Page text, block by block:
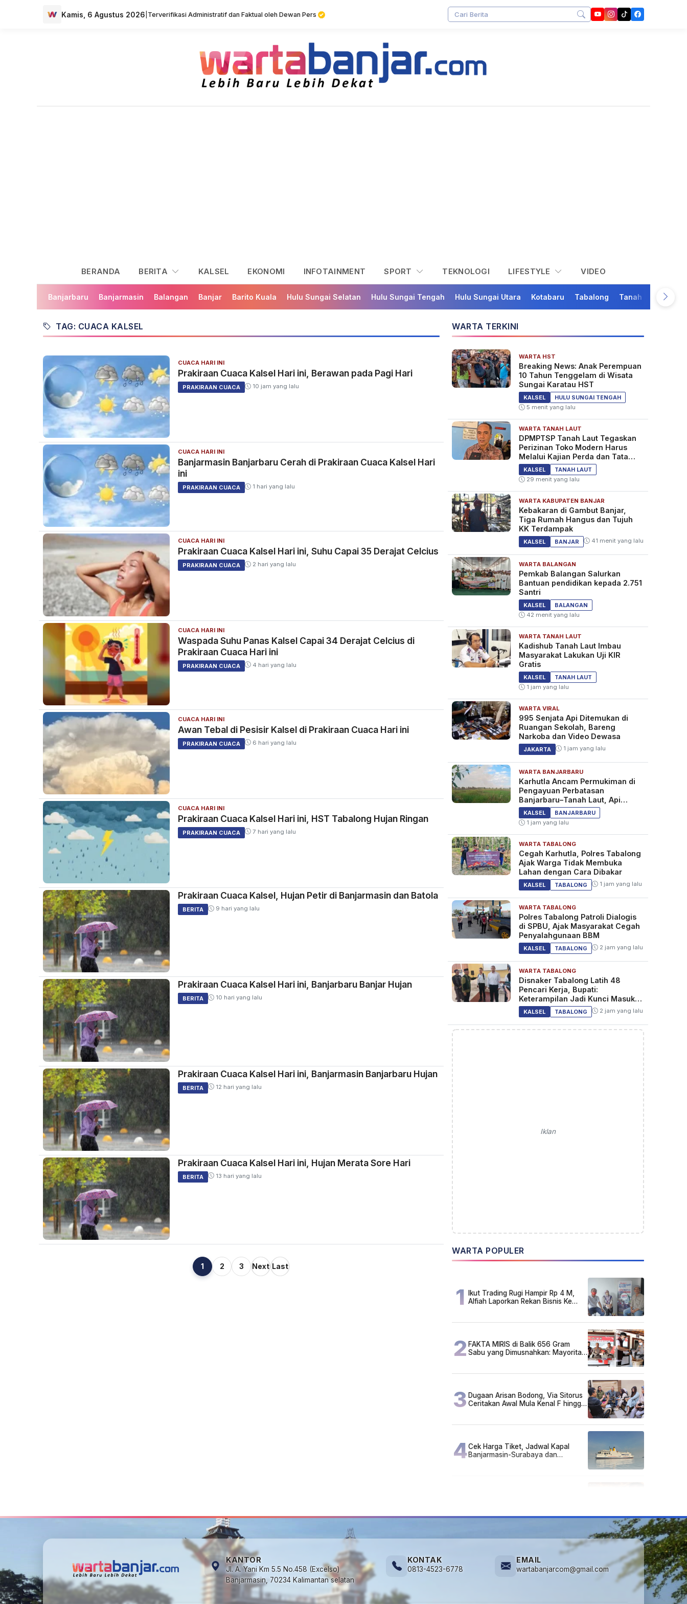
Kamis, 6 Agustus 2026 Terverifikasi Administratif dan Faktual oleh Dewan Pers
BERANDA BERITA KALSEL EKONOMI INFOTAINMENT SPORT TEKNOLOGI LIFESTYLE VIDEO
Banjarbaru Banjarmasin Balangan Banjar Barito Kuala Hulu Sungai Selatan Hulu Sungai Tengah Hulu Sungai Utara Kotabaru Tabalong Tanah Bumbu
TAG: CUACA KALSEL
CUACA HARI INI
Prakiraan Cuaca Kalsel Hari ini, Berawan pada Pagi Hari
PRAKIRAAN CUACA 10 jam yang lalu
CUACA HARI INI
Banjarmasin Banjarbaru Cerah di Prakiraan Cuaca Kalsel Hari
ini
PRAKIRAAN CUACA 1 hari yang lalu
CUACA HARI INI
Prakiraan Cuaca Kalsel Hari ini, Suhu Capai 35 Derajat Celcius
PRAKIRAAN CUACA 2 hari yang lalu
CUACA HARI INI
Waspada Suhu Panas Kalsel Capai 34 Derajat Celcius di
Prakiraan Cuaca Hari ini
PRAKIRAAN CUACA 4 hari yang lalu
CUACA HARI INI
Awan Tebal di Pesisir Kalsel di Prakiraan Cuaca Hari ini
PRAKIRAAN CUACA 6 hari yang lalu
CUACA HARI INI
Prakiraan Cuaca Kalsel Hari ini, HST Tabalong Hujan Ringan
PRAKIRAAN CUACA 7 hari yang lalu
Prakiraan Cuaca Kalsel, Hujan Petir di Banjarmasin dan Batola
BERITA 9 hari yang lalu
Prakiraan Cuaca Kalsel Hari ini, Banjarbaru Banjar Hujan
BERITA 10 hari yang lalu
Prakiraan Cuaca Kalsel Hari ini, Banjarmasin Banjarbaru Hujan
BERITA 12 hari yang lalu
Prakiraan Cuaca Kalsel Hari ini, Hujan Merata Sore Hari
BERITA 13 hari yang lalu
1 2 3 Next Last
WARTA TERKINI
WARTA HST
Breaking News: Anak Perempuan
10 Tahun Tenggelam di Wisata
Sungai Karatau HST
KALSEL
HULU SUNGAI TENGAH
5 menit yang lalu
WARTA TANAH LAUT
DPMPTSP Tanah Laut Tegaskan
Perizinan Toko Modern Harus
Melalui Kajian Perda dan Tata
Ruang
KALSEL
TANAH LAUT
29 menit yang lalu
WARTA KABUPATEN BANJAR
Kebakaran di Gambut Banjar,
Tiga Rumah Hangus dan Tujuh
KK Terdampak
KALSEL BANJAR 41 menit yang lalu
WARTA BALANGAN
Pemkab Balangan Salurkan
Bantuan pendidikan kepada 2.751
Santri
KALSEL
BALANGAN
42 menit yang lalu
WARTA TANAH LAUT
Kadishub Tanah Laut Imbau
Masyarakat Lakukan Uji KIR
Gratis
KALSEL
TANAH LAUT
1 jam yang lalu
WARTA VIRAL
995 Senjata Api Ditemukan di
Ruangan Sekolah, Bareng
Narkoba dan Video Dewasa
JAKARTA 1 jam yang lalu
WARTA BANJARBARU
Karhutla Ancam Permukiman di
Pengayuan Perbatasan
Banjarbaru–Tanah Laut, Api
Padam Setelah 8 Jam
KALSEL
BANJARBARU
1 jam yang lalu
WARTA TABALONG
Cegah Karhutla, Polres Tabalong
Ajak Warga Tidak Membuka
Lahan dengan Cara Dibakar
KALSEL TABALONG 1 jam yang lalu
WARTA TABALONG
Polres Tabalong Patroli Dialogis
di SPBU, Ajak Masyarakat Cegah
Penyalahgunaan BBM
KALSEL TABALONG 2 jam yang lalu
WARTA TABALONG
Disnaker Tabalong Latih 48
Pencari Kerja, Bupati:
Keterampilan Jadi Kunci Masuk
Dunia Kerja
KALSEL TABALONG 2 jam yang lalu
Iklan
WARTA POPULER
1 Ikut Trading Rugi Hampir Rp 4 M,
Alfiah Laporkan Rekan Bisnis Ke
2 FAKTA MIRIS di Balik 656 Gram
Sabu yang Dimusnahkan: Mayoritas
3 Dugaan Arisan Bodong, Via Sitorus
Ceritakan Awal Mula Kenal F hingga
4Cek Harga Tiket, Jadwal Kapal
Banjarmasin-Surabaya dan
KANTOR
Jl. A. Yani Km 5.5 No.458 (Excelso)
Banjarmasin, 70234 Kalimantan selatan
KONTAK
0813-4523-6778
EMAIL
wartabanjarcom@gmail.com